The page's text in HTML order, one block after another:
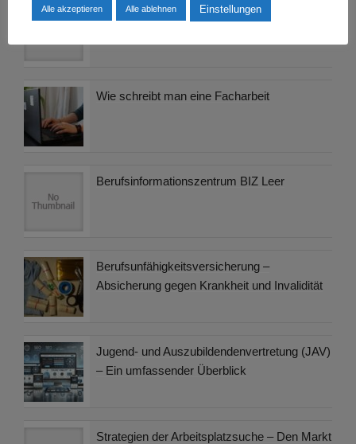
Astrologische Psychologie – Fernakademie
Wie schreibt man eine Facharbeit
Berufsinformationszentrum BIZ Leer
Berufsunfähigkeitsversicherung –
Absicherung gegen Krankheit und Invalidität
Jugend- und Auszubildendenvertretung (JAV)
– Ein umfassender Überblick
Strategien der Arbeitsplatzsuche – Den Markt
Alle akzeptieren Alle ablehnen Einstellungen